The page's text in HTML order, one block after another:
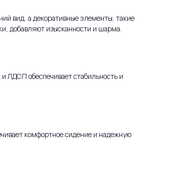
вид, а декоративные элементы, такие
добавляют изысканности и шарма.
ЛДСП обеспечивает стабильность и
комфортное сидение и надежную